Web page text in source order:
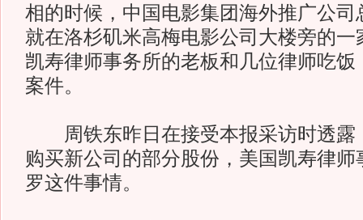
相的时候，中国电影集团海外推广公司
就在洛杉矶米高梅电影公司大楼旁的一
凯寿律师事务所的老板和几位律师吃饭
案件。
周铁东昨日在接受本报采访时透露
购买新公司的部分股份，美国凯寿律
罗这件事情。